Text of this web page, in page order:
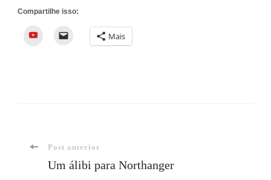
Compartilhe isso:
YouTube Mais
Navegação
Post anterior
Um álibi para Northanger